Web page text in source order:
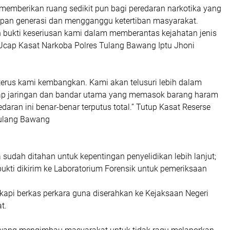
ruang sedikit pun bagi peredaran narkotika yang
generasi dan mengganggu ketertiban masyarakat.
bukti keseriusan kami dalam memberantas kejahatan jenis
Kasat Narkoba Polres Tulang Bawang Iptu Jhoni
kami kembangkan. Kami akan telusuri lebih dalam
jaringan dan bandar utama yang memasok barang haram
ini benar-benar terputus total.” Tutup Kasat Reserse
Bawang
sudah ditahan untuk kepentingan penyelidikan lebih lanjut;
dikirim ke Laboratorium Forensik untuk pemeriksaan
berkas perkara guna diserahkan ke Kejaksaan Negeri